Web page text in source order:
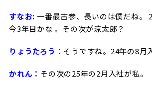
すなお: 一番最古参、長いのは僕だね。
今3年目かな 。その次が涼太郎？
りょうたろう： そうですね。24年の8月
かれん： その次の25年の2月入社が私。